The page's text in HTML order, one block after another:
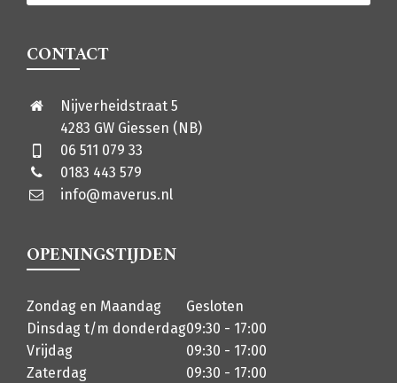
CONTACT
Nijverheidstraat 5
4283 GW Giessen (NB)
06 511 079 33
0183 443 579
info@maverus.nl
OPENINGSTIJDEN
Zondag en Maandag
Gesloten
Dinsdag t/m donderdag09:30 - 17:00
Vrijdag
09:30 - 17:00
Zaterdag
09:30 - 17:00